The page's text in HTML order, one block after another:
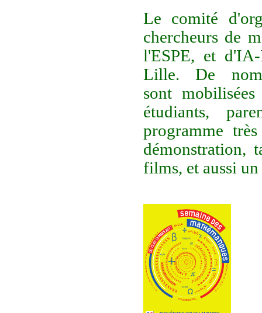
Le comité
chercheurs de
l'ESPE, et
Lille.
De
sont
étudiants,
programme
démonstration,
films, et aussi